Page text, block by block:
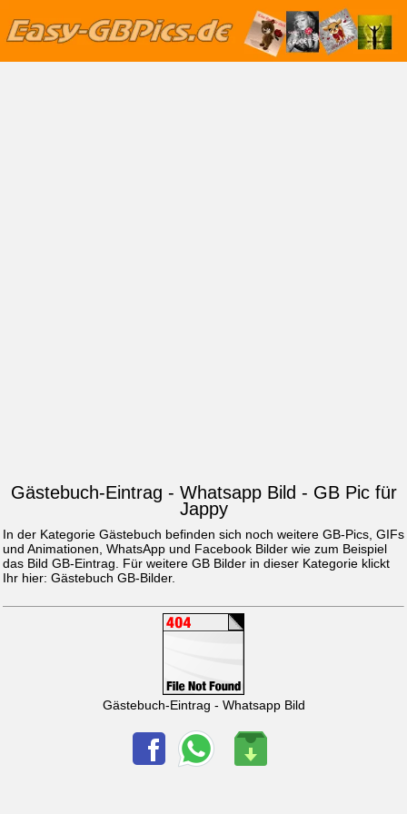
Gästebuch-Eintrag - Whatsapp Bild - GB Pic für
Jappy
In der Kategorie Gästebuch befinden sich noch weitere GB-Pics, GIFs
und Animationen, WhatsApp und Facebook Bilder wie zum Beispiel
das Bild GB-Eintrag. Für weitere GB Bilder in dieser Kategorie klickt
Ihr hier: Gästebuch GB-Bilder.
Gästebuch-Eintrag - Whatsapp Bild